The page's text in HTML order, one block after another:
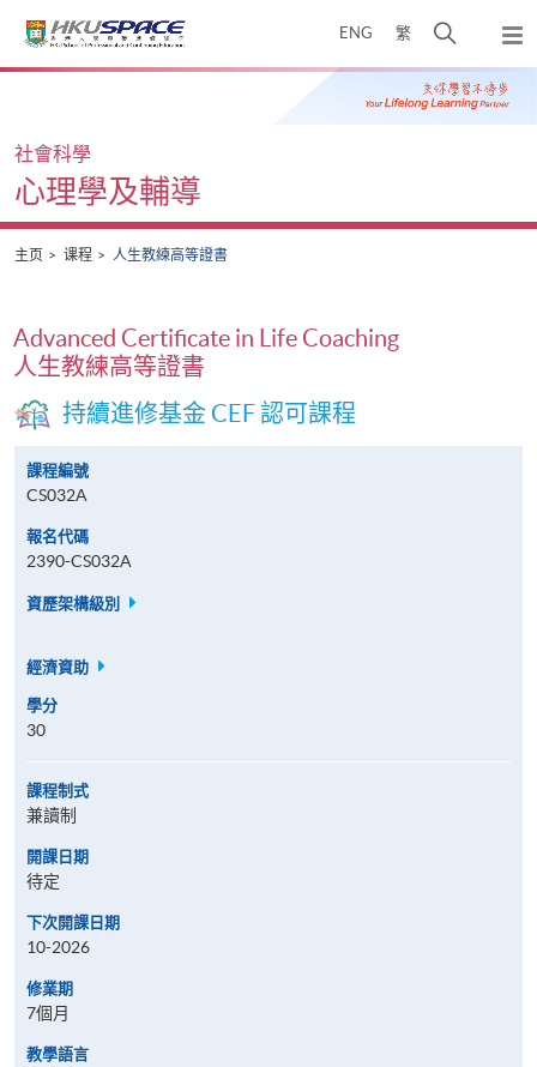
ENG 繁
开
搜
寻
弹
出
主
Main
社會科學
心理學及輔導
主页 课程 人生教練高等證書
Advanced Certificate in Life Coaching
人生教練高等證書
持續進修基金 CEF 認可課程
課程編號
CS032A
報名代碼
2390-CS032A
資歷架構級別
經濟資助
學分
30
課程制式
兼讀制
開課日期
待定
下次開課日期
10-2026
修業期
7個月
教學語言